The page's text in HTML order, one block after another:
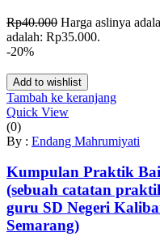
Rp40.000 Harga aslinya
adalah: Rp35.000.
-20%
Add to wishlist
Tambah ke keranjang
Quick View
(0)
By : Endang Mahrumiyati
Kumpulan Praktik
(sebuah catatan
guru SD Negeri
Semarang)